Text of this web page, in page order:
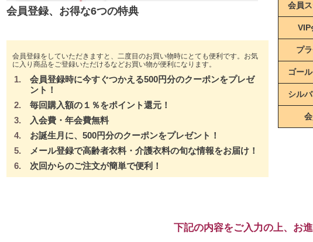
会員登録、お得な6つの特典
会員登録をしていただきますと、二度目のお買い物時にとても便利です。お気
に入り商品をご登録いただけるなどお買い物が便利になります。
会員登録時に今すぐつかえる500円分のクーポンをプレゼ
ント！
毎回購入額の１％をポイント還元！
入会費・年会費無料
お誕生月に、500円分のクーポンをプレゼント！
メール登録で高齢者衣料・介護衣料の旬な情報をお届け！
次回からのご注文が簡単で便利！
会員
VIP
プ
ゴー
シル
下記の内容をご入力の上、お進